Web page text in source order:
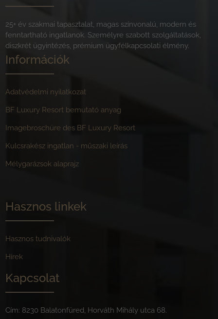
25+ év szakmai tapasztalat, magas színvonalú, modern és
fenntartható ingatlanok. Személyre szabott szolgáltatások,
diszkrét ügyintézés, prémium ügyfélkapcsolati élmény.
Információk
Adatvédelmi nyilatkozat
BF Luxury Resort bemutató anyag
Imagebroschüre des BF Luxury Resort
Kulcsrakész ingatlan - műszaki leírás
Mélygarázsok alaprajz
Hasznos linkek
Hasznos tudnivalók
Hírek
Kapcsolat
Cím: 8230 Balatonfüred, Horváth Mihály utca 68.